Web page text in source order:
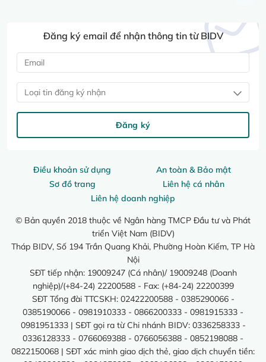
Điều khoản sử dụng
An toàn & Bảo mật
Sơ đồ trang
Liên hệ cá nhân
Liên hệ doanh nghiệp
© Bản quyền 2018 thuộc về Ngân hàng TMCP Đầu tư và Phát
triển Việt Nam (BIDV)
Tháp BIDV, Số 194 Trần Quang Khải, Phường Hoàn Kiếm, TP Hà
Nội
SĐT tiếp nhận: 19009247 (Cá nhân)/ 19009248 (Doanh
nghiệp)/(+84-24) 22200588 - Fax: (+84-24) 22200399
SĐT Tổng đài TTCSKH: 02422200588 - 0385290066 -
0385190066 - 0981910333 - 0866200333 - 0981915333 -
0981951333 | SĐT gọi ra từ Chi nhánh BIDV: 0336258333 -
0336128333 - 0766069388 - 0766056388 - 0852198088 -
0822150068 | SĐT xác minh giao dịch thẻ, giao dịch chuyển tiền:
Đăng ký email để nhận thông tin từ BIDV
Loại tin đăng ký nhận
Đăng ký